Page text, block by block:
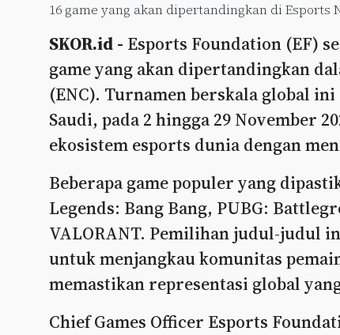
16 game yang akan dipertandingkan di Esports
SKOR.id - Esports Foundation (EF)
game yang akan dipertandingkan
(ENC). Turnamen berskala global
Saudi, pada 2 hingga 29 November
ekosistem esports dunia dengan
Beberapa game populer yang
Legends: Bang Bang, PUBG:
VALORANT. Pemilihan judul-judul
untuk menjangkau komunitas
memastikan representasi global
Chief Games Officer Esports